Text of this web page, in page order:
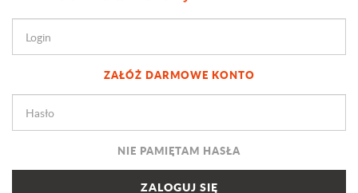
ZAŁÓŻ DARMOWE KONTO
NIE PAMIĘTAM HASŁA